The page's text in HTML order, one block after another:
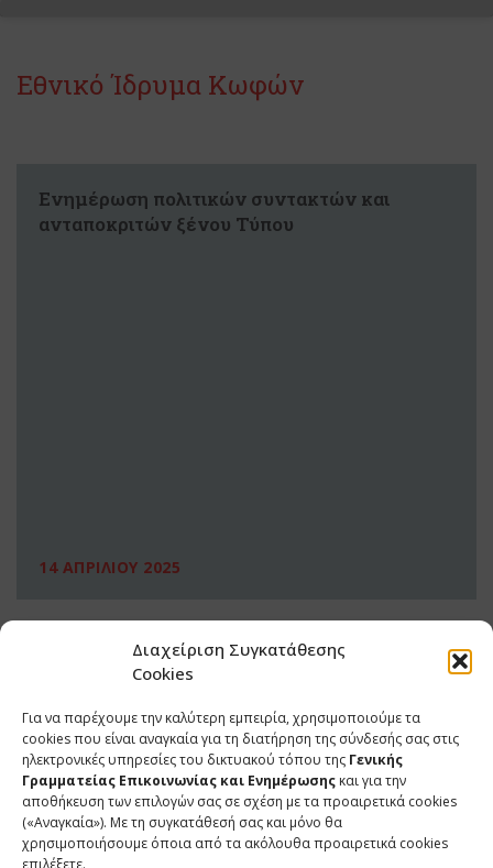
Διαχείριση Συγκατάθεσης
Cookies
Για να παρέχουμε την καλύτερη εμπειρία, χρησιμοποιούμε τα
cookies που είναι αναγκαία για τη διατήρηση της σύνδεσής σας στις
ηλεκτρονικές υπηρεσίες του δικτυακού τόπου της Γενικής
Γραμματείας Επικοινωνίας και Ενημέρωσης και για την
αποθήκευση των επιλογών σας σε σχέση με τα προαιρετικά cookies
(«Αναγκαία»). Με τη συγκατάθεσή σας και μόνο θα
χρησιμοποιήσουμε όποια από τα ακόλουθα προαιρετικά cookies
επιλέξετε.
Εθνικό Ίδρυμα Κωφών
Ενημέρωση πολιτικών συντακτών και
ανταποκριτών ξένου Τύπου
14 ΑΠΡΙΛΙΟΥ 2025
ΕΠΙΚΟΙΝΩΝΙΑ